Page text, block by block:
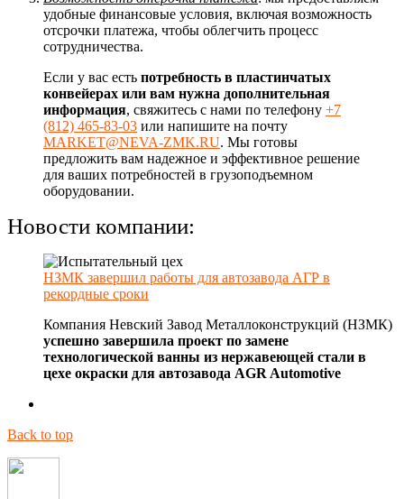
удобные финансовые условия, включая возможность
отсрочки платежа, чтобы облегчить процесс
сотрудничества.
Если у вас есть потребность в пластинчатых
конвейерах или вам нужна дополнительная
информация, свяжитесь с нами по телефону +7
(812) 465-83-03 или напишите на почту
MARKET@NEVA-ZMK.RU. Мы готовы
предложить вам надежное и эффективное решение
для ваших потребностей в грузоподъемном
оборудовании.
Новости компании:
НЗМК завершил работы для автозавода АГР в
рекордные сроки
Компания Невский Завод Металлоконструкций (НЗМК)
успешно завершила проект по замене
технологической ванны из нержавеющей стали в
цехе окраски для автозавода AGR Automotive
Back to top